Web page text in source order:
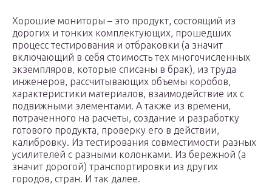
Хорошие мониторы – это продукт, состоящий из
дорогих и тонких комплектующих, прошедших
процесс тестирования и отбраковки (а значит
включающий в себя стоимость тех многочисленных
экземпляров, которые списаны в брак), из труда
инженеров, рассчитывающих объемы коробов,
характеристики материалов, взаимодействие их с
подвижными элементами. А также из времени,
потраченного на расчеты, создание и разработку
готового продукта, проверку его в действии,
калибровку. Из тестирования совместимости разных
усилителей с разными колонками. Из бережной (а
значит дорогой) транспортировки из других
городов, стран. И так далее.